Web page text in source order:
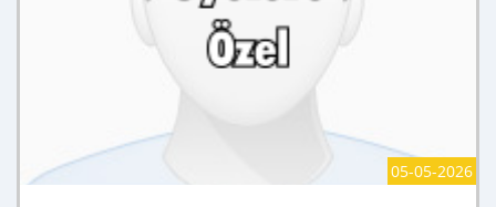
05-05-2026